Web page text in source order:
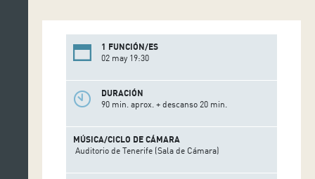
1 FUNCIÓN/ES
02 may 19:30
DURACIÓN
90 min. aprox. + descanso 20 min.
MÚSICA/CICLO DE CÁMARA
Auditorio de Tenerife (Sala de Cámara)